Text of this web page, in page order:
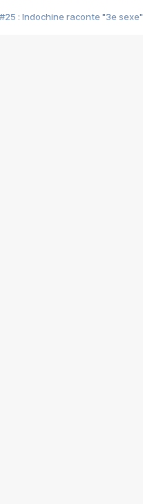
#25 : Indochine raconte "3e sexe"